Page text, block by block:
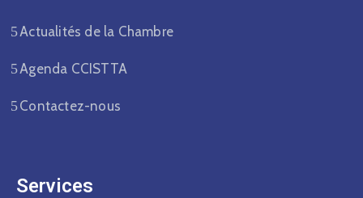
Actualités de la Chambre
Agenda CCISTTA
Contactez-nous
Services